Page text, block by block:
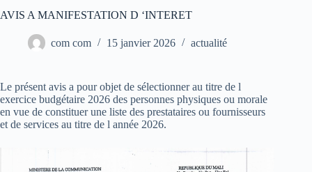
AVIS A MANIFESTATION D ‘INTERET
com com 15 janvier 2026 actualité
Le présent avis a pour objet de sélectionner au titre de l
exercice budgétaire 2026 des personnes physiques ou morale
en vue de constituer une liste des prestataires ou fournisseurs
et de services au titre de l année 2026.